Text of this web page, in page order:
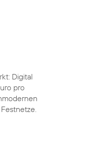
Digital
pro